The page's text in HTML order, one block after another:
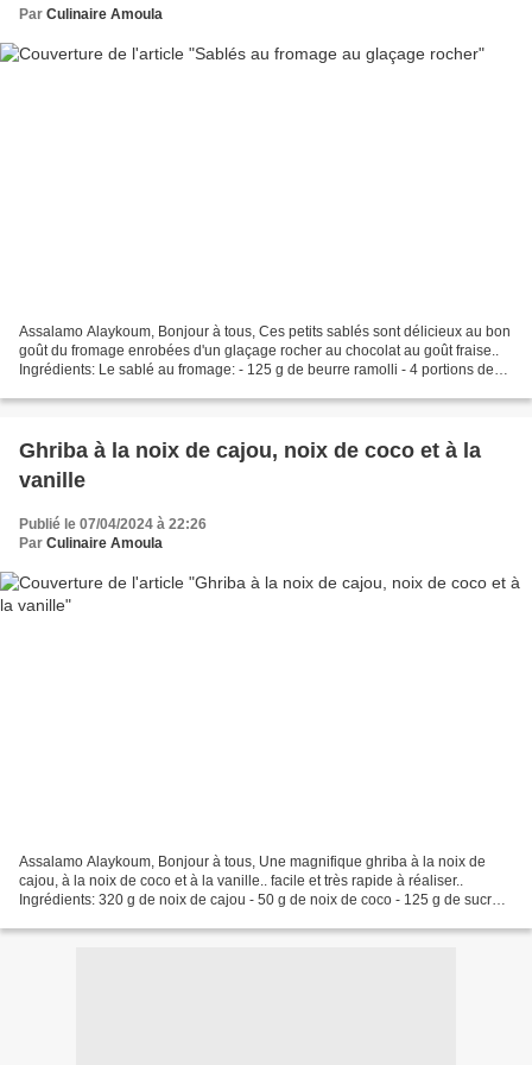
Par Culinaire Amoula
Assalamo Alaykoum, Bonjour à tous, Ces petits sablés sont délicieux au bon
goût du fromage enrobées d'un glaçage rocher au chocolat au goût fraise..
Ingrédients: Le sablé au fromage: - 125 g de beurre ramolli - 4 portions de
Ghriba à la noix de cajou, noix de coco et à la
vanille
Publié le 07/04/2024 à 22:26
Par Culinaire Amoula
Assalamo Alaykoum, Bonjour à tous, Une magnifique ghriba à la noix de
cajou, à la noix de coco et à la vanille.. facile et très rapide à réaliser..
Ingrédients: 320 g de noix de cajou - 50 g de noix de coco - 125 g de sucre